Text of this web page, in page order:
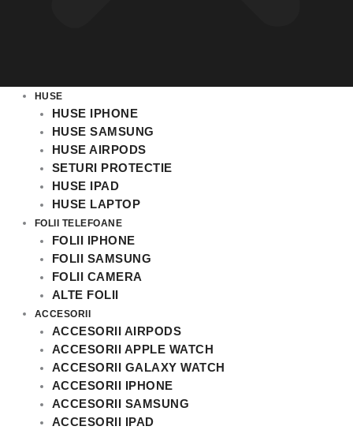
HUSE
HUSE IPHONE
HUSE SAMSUNG
HUSE AIRPODS
SETURI PROTECTIE
HUSE IPAD
HUSE LAPTOP
FOLII TELEFOANE
FOLII IPHONE
FOLII SAMSUNG
FOLII CAMERA
ALTE FOLII
ACCESORII
ACCESORII AIRPODS
ACCESORII APPLE WATCH
ACCESORII GALAXY WATCH
ACCESORII IPHONE
ACCESORII SAMSUNG
ACCESORII IPAD